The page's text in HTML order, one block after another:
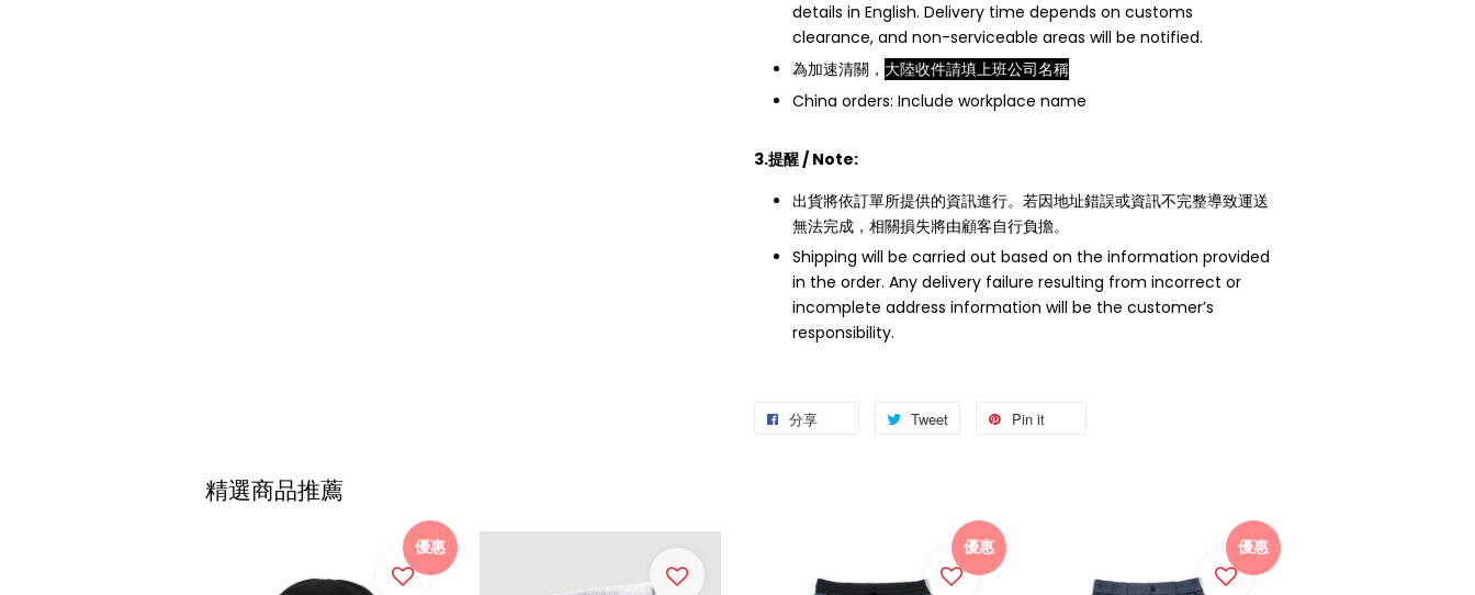
details in English. Delivery time depends on customs
clearance, and non-serviceable areas will be notified.
為加速清關， 大陸收件請填上班公司名稱
China orders: Include workplace name
3.提醒 / Note:
出貨將依訂單所提供的資訊進行。若因地址錯誤或資訊不完整導致運送
無法完成，相關損失將由顧客自行負擔。
Shipping will be carried out based on the information provided
in the order. Any delivery failure resulting from incorrect or
incomplete address information will be the customer’s
responsibility.
分享 Tweet Pin it
精選商品推薦
優惠 優惠 優惠